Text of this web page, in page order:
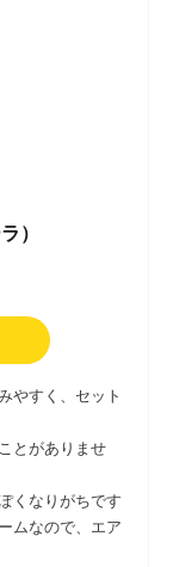
）
やすく、セット
とがありませ
くなりがちです
ムなので、エア